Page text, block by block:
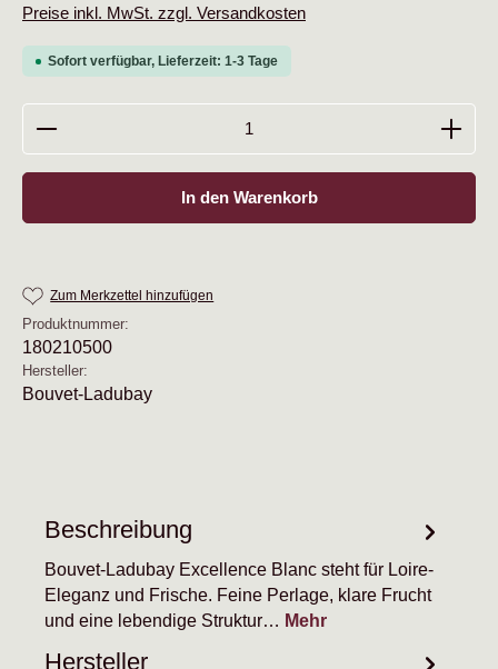
Preise inkl. MwSt. zzgl. Versandkosten
Sofort verfügbar, Lieferzeit: 1-3 Tage
Produkt Anzahl: Gib den gewünschten Wert ein
In den Warenkorb
Zum Merkzettel hinzufügen
Produktnummer:
180210500
Hersteller:
Bouvet-Ladubay
Beschreibung
Bouvet-Ladubay Excellence Blanc steht für Loire-
Eleganz und Frische. Feine Perlage, klare Frucht
und eine lebendige Struktur… Mehr
Hersteller